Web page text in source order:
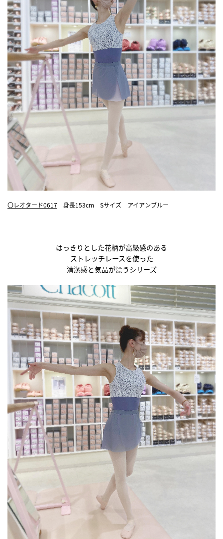
〇レオタード0617 身長153cm Sサイズ アイアンブルー
はっきりとした花柄が高級感のある
ストレッチレースを使った
清潔感と気品が漂うシリーズ